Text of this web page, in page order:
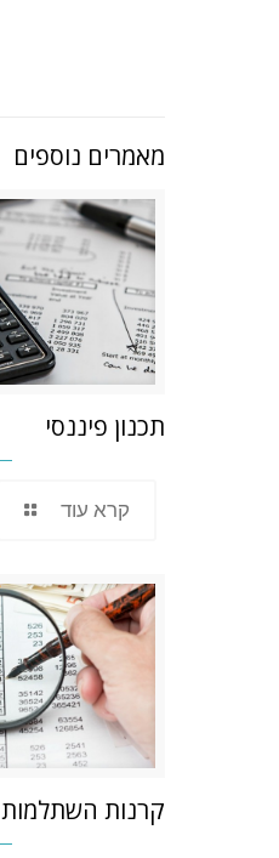
מאמרים נוספים
תכנון פיננסי
קרא עוד
קרנות השתלמות